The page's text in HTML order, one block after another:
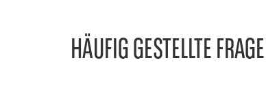
HÄUFIG GESTELLTE